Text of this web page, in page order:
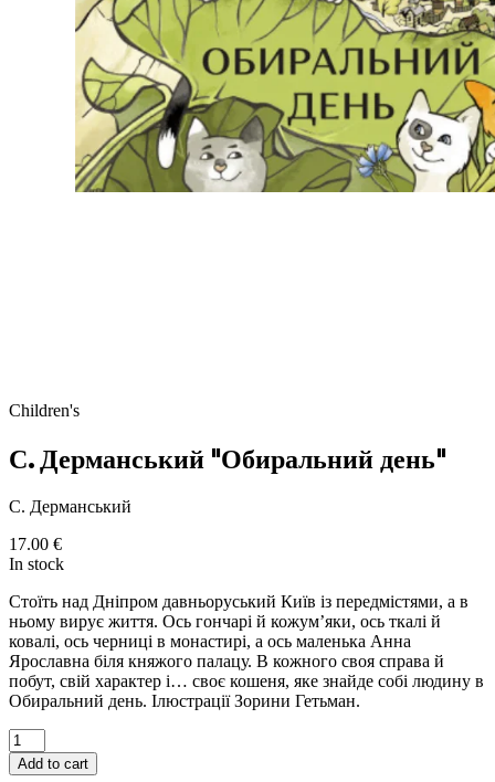
Children's
С. Дерманський "Обиральний день"
С. Дерманський
17.00 €
In stock
Стоїть над Дніпром давньоруський Київ із передмістями, а в
ньому вирує життя. Ось гончарі й кожум’яки, ось ткалі й
ковалі, ось черниці в монастирі, а ось маленька Анна
Ярославна біля княжого палацу. В кожного своя справа й
побут, свій характер і… своє кошеня, яке знайде собі людину в
Обиральний день. Ілюстрації Зорини Гетьман.
Add to cart